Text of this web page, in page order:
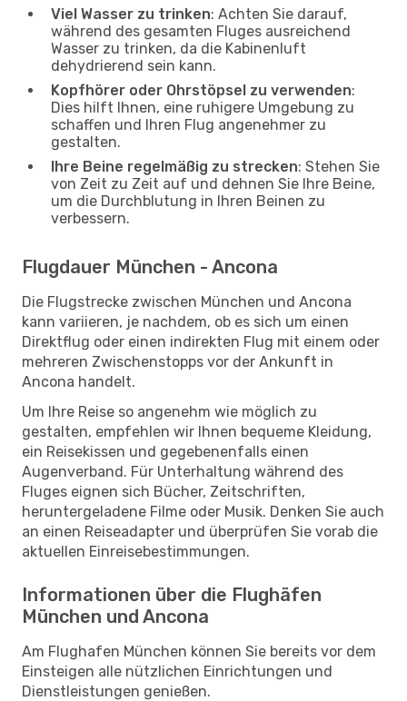
Viel Wasser zu trinken: Achten Sie darauf,
während des gesamten Fluges ausreichend
Wasser zu trinken, da die Kabinenluft
dehydrierend sein kann.
Kopfhörer oder Ohrstöpsel zu verwenden:
Dies hilft Ihnen, eine ruhigere Umgebung zu
schaffen und Ihren Flug angenehmer zu
gestalten.
Ihre Beine regelmäßig zu strecken: Stehen Sie
von Zeit zu Zeit auf und dehnen Sie Ihre Beine,
um die Durchblutung in Ihren Beinen zu
verbessern.
Flugdauer München - Ancona
Die Flugstrecke zwischen München und Ancona
kann variieren, je nachdem, ob es sich um einen
Direktflug oder einen indirekten Flug mit einem oder
mehreren Zwischenstopps vor der Ankunft in
Ancona handelt.
Um Ihre Reise so angenehm wie möglich zu
gestalten, empfehlen wir Ihnen bequeme Kleidung,
ein Reisekissen und gegebenenfalls einen
Augenverband. Für Unterhaltung während des
Fluges eignen sich Bücher, Zeitschriften,
heruntergeladene Filme oder Musik. Denken Sie auch
an einen Reiseadapter und überprüfen Sie vorab die
aktuellen Einreisebestimmungen.
Informationen über die Flughäfen
München und Ancona
Am Flughafen München können Sie bereits vor dem
Einsteigen alle nützlichen Einrichtungen und
Dienstleistungen genießen.